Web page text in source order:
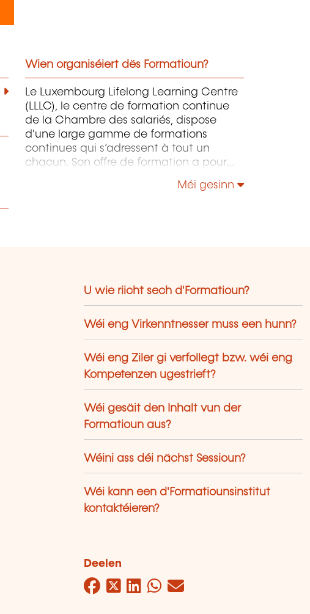
Wien organiséiert dës Formatioun?
Le Luxembourg Lifelong Learning Centre
(LLLC), le centre de formation continue
de la Chambre des salariés, dispose
d'une large gamme de formations
continues qui s’adressent à tout un
chacun. Son offre de formation a pour
autant que possible du savoir-faire
une panoplie importante de formations:
des cours du soir; des séminaires, qui
peuvent être adaptés sur mesure selon
les besoins des entreprises; des
spécialisées; des formations pour seniors;
des certifications professionnelles.
Méi gesinn
U wie riicht sech d'Formatioun?
Wéi eng Virkenntnesser muss een hunn?
Wéi eng Ziler gi verfollegt bzw. wéi eng
Kompetenzen ugestrieft?
Wéi gesäit den Inhalt vun der
Formatioun aus?
Wéini ass déi nächst Sessioun?
Wéi kann een d'Formatiounsinstitut
kontaktéieren?
Deelen
Facebook
Twitter
LinkedIn
WhatsApp
Mail